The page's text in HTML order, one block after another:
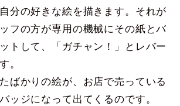
分の好きな絵を描きます。それが
フの方が専用の機械にその紙とバ
トして、「ガチャン！」とレバー
。
ばかりの絵が、お店で売っている
ッジになって出てくるのです。